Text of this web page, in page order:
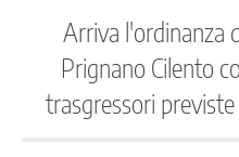
Arriva l'ordinanza
Prignano Cilento
trasgressori